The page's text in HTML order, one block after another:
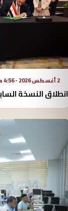
2 أغسطس 2026 - 4:56 م
انطلاق النسخة